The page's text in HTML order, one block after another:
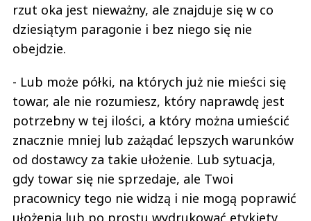
rzut oka jest nieważny, ale znajduje się w co
dziesiątym paragonie i bez niego się nie
obejdzie.
- Lub może półki, na których już nie mieści się
towar, ale nie rozumiesz, który naprawdę jest
potrzebny w tej ilości, a który można umieścić
znacznie mniej lub zażądać lepszych warunków
od dostawcy za takie ułożenie. Lub sytuacja,
gdy towar się nie sprzedaje, ale Twoi
pracownicy tego nie widzą i nie mogą poprawić
ułożenia lub po prostu wydrukować etykiety